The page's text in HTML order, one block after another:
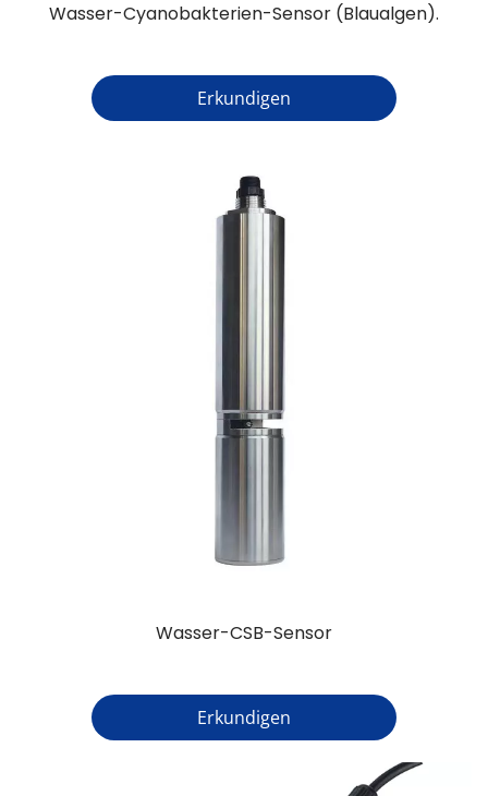
Wasser-Cyanobakterien-Sensor (Blaualgen).
Erkundigen
Wasser-CSB-Sensor
Erkundigen